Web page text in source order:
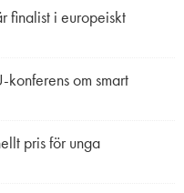
finalist i europeiskt
om smart
pris för unga